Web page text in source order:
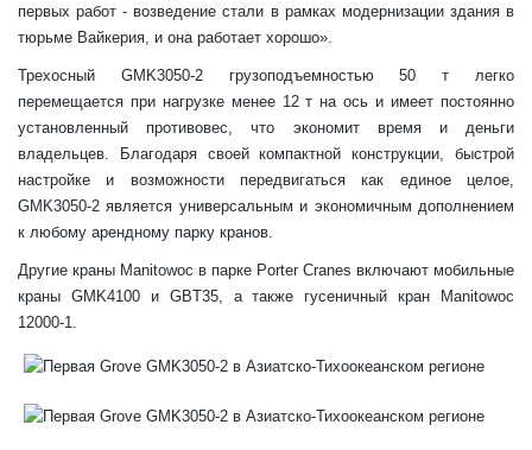
первых работ - возведение стали в рамках модернизации здания в
тюрьме Вайкерия, и она работает хорошо».
Трехосный GMK3050-2 грузоподъемностью 50 т легко
перемещается при нагрузке менее 12 т на ось и имеет постоянно
установленный противовес, что экономит время и деньги
владельцев. Благодаря своей компактной конструкции, быстрой
настройке и возможности передвигаться как единое целое,
GMK3050-2 является универсальным и экономичным дополнением
к любому арендному парку кранов.
Другие краны Manitowoc в парке Porter Cranes включают мобильные
краны GMK4100 и GBT35, а также гусеничный кран Manitowoc
12000-1.